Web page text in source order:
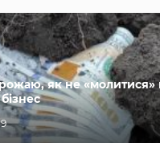
як не «молитися»